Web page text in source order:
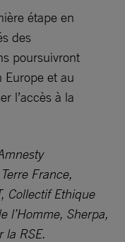
étape en
des
poursuivront
Europe et au
l’accès à la
France,
Collectif Ethique
l’Homme, Sherpa,
la RSE.